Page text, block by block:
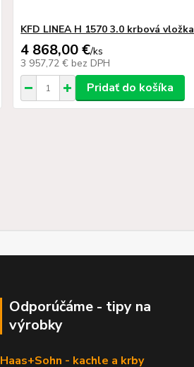
KFD LINEA H 1570 3.0 krbová vložka
4 868,00 €/ks
3 957,72 € bez DPH
Pridať do košíka
Odporúčáme - tipy na
výrobky
Haas+Sohn - kachle a krby